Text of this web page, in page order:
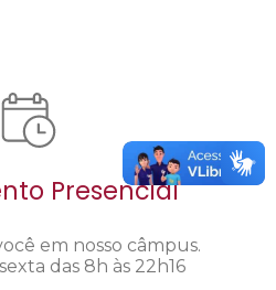
Presencial
em nosso câmpus.
das 8h às 22h16